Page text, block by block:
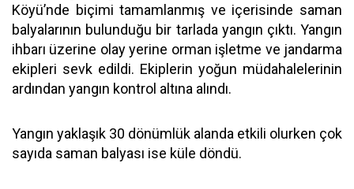
Köyü’nde biçimi tamamlanmış ve içerisinde saman
balyalarının bulunduğu bir tarlada yangın çıktı. Yangın
ihbarı üzerine olay yerine orman işletme ve jandarma
ekipleri sevk edildi. Ekiplerin yoğun müdahalelerinin
ardından yangın kontrol altına alındı.
Yangın yaklaşık 30 dönümlük alanda etkili olurken çok
sayıda saman balyası ise küle döndü.